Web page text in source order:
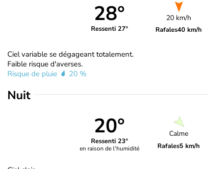
28°
Ressenti 27°
20 km/h
Rafales40 km/h
Ciel variable se dégageant totalement.
Faible risque d'averses.
Risque de pluie
20 %
Nuit
20°
Ressenti 23°
en raison de l'humidité
Calme
Rafales5 km/h